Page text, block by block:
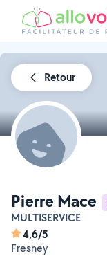
Retour
Pierre Mace
MULTISERVICE
4,6/5
Fresney